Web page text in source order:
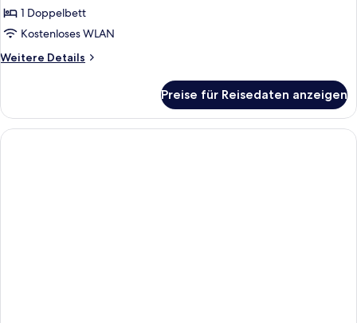
1 Doppelbett
Kostenloses WLAN
Weitere Details
Weitere
Double
Room
Preise für Reisedaten anzeigen